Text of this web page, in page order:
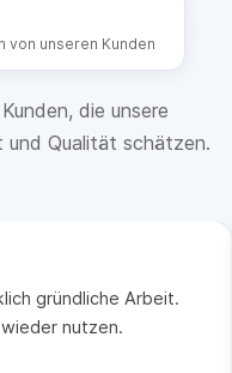
von unseren Kunden
die unsere
und Qualität schätzen.
gründliche Arbeit.
nutzen.